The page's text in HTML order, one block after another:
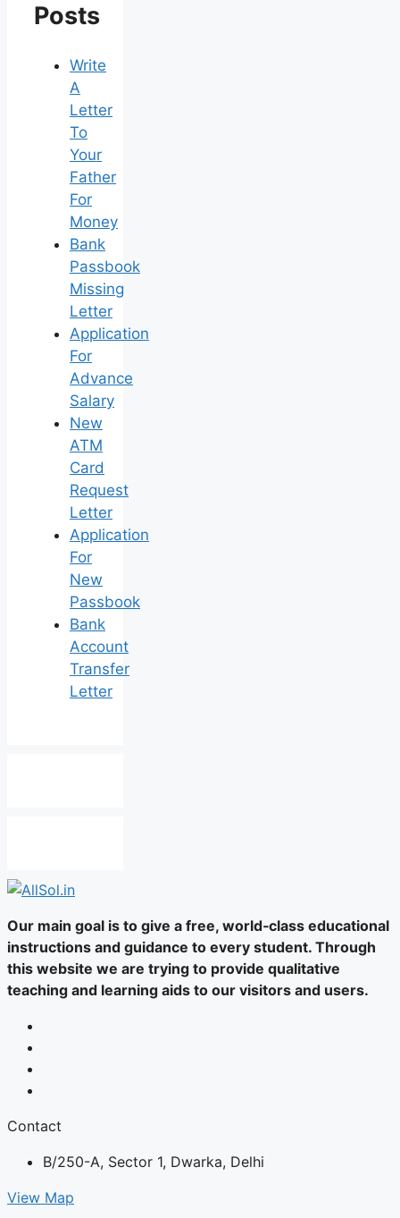
Posts
Write
A
Letter
To
Your
Father
For
Money
Bank
Passbook
Missing
Letter
Application
For
Advance
Salary
New
ATM
Card
Request
Letter
Application
For
New
Passbook
Bank
Account
Transfer
Letter
Our main goal is to give a free, world‑class educational
instructions and guidance to every student. Through
this website we are trying to provide qualitative
teaching and learning aids to our visitors and users.
Contact
B/250-A, Sector 1, Dwarka, Delhi
View Map